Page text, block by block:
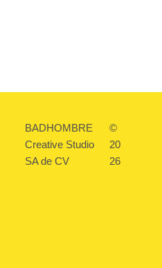
BADHOMBRE
Creative Studio
SA de CV
©
20
26